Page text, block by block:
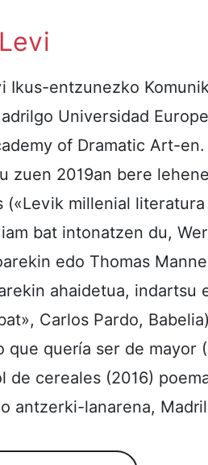
Ikus-entzunezko
Universidad
of Dramatic Art-
zuen 2019an bere
(«Levik millenial
bat intonatzen du,
edo Thomas
ahaidetua, indartsu
Carlos Pardo,
que quería ser de mayor
de cereales (2016)
antzerki-lanarena,